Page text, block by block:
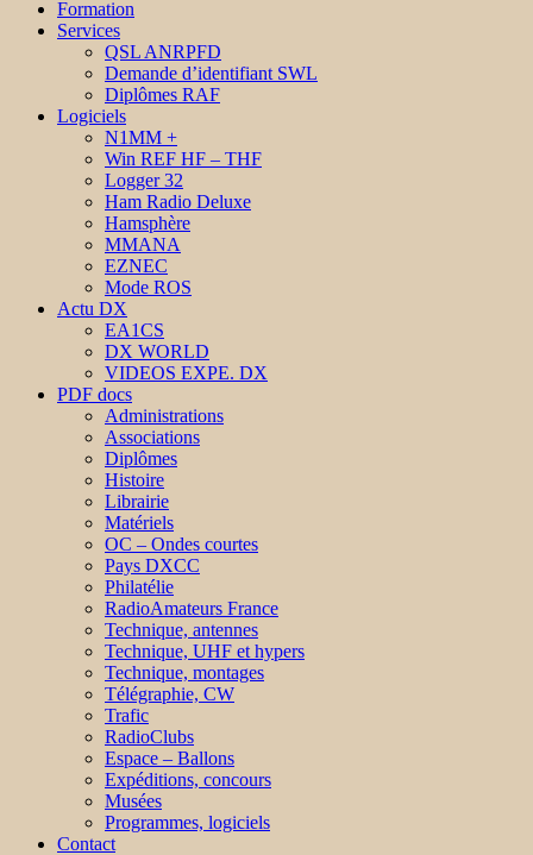
Formation
Services
QSL ANRPFD
Demande d’identifiant SWL
Diplômes RAF
Logiciels
N1MM +
Win REF HF – THF
Logger 32
Ham Radio Deluxe
Hamsphère
MMANA
EZNEC
Mode ROS
Actu DX
EA1CS
DX WORLD
VIDEOS EXPE. DX
PDF docs
Administrations
Associations
Diplômes
Histoire
Librairie
Matériels
OC – Ondes courtes
Pays DXCC
Philatélie
RadioAmateurs France
Technique, antennes
Technique, UHF et hypers
Technique, montages
Télégraphie, CW
Trafic
RadioClubs
Espace – Ballons
Expéditions, concours
Musées
Programmes, logiciels
Contact